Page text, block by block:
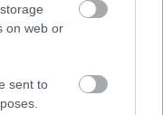
on web or
sent to
a versenyt, aztán
minden
jöttünk ki, és
érzem